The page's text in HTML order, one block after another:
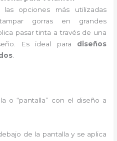
opciones más utilizadas
gorras en grandes
pasar tinta a través de una
Es ideal para diseños
.
o “pantalla” con el diseño a
de la pantalla y se aplica